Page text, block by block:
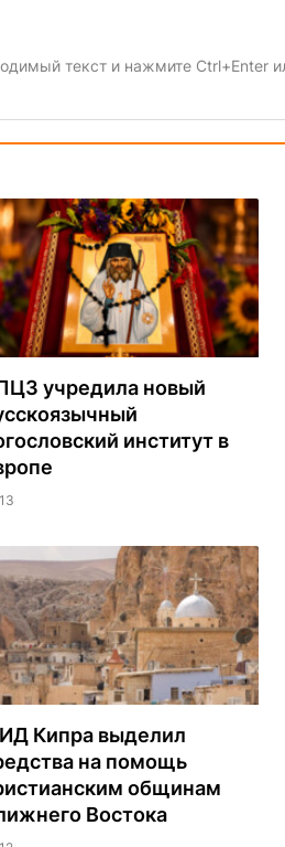
текст и нажмите Ctrl+Enter
учредила новый
институт в
Кипра выделил
на помощь
общинам
Востока